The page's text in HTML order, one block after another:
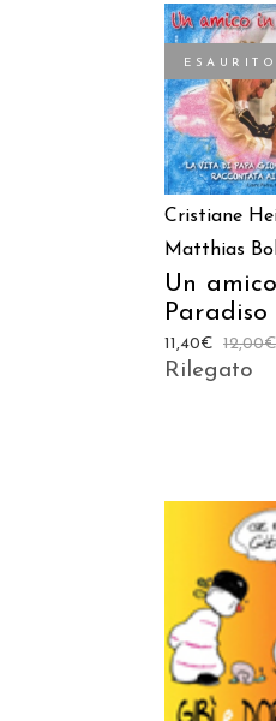
ESAURITO
LEGGI
Cristiane
Matthias
Un
Paradiso
12,00€
11,40€
Rilegato